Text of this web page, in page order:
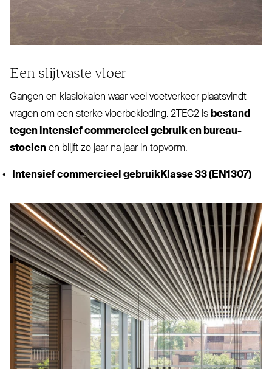
Een slijtvaste vloer
Gangen en klas­lokalen waar veel voet­verkeer plaatsvindt
vragen om een sterke vloer­be­kleding. 2TEC2 is bestand
tegen intensief com­mercieel gebruik en bureau­
stoelen en blijft zo jaar na jaar in topvorm.
Intensief com­mercieel gebruikKlasse 33 (EN1307)